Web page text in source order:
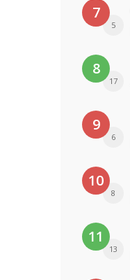
7
5
8
17
9
6
10
8
11
13